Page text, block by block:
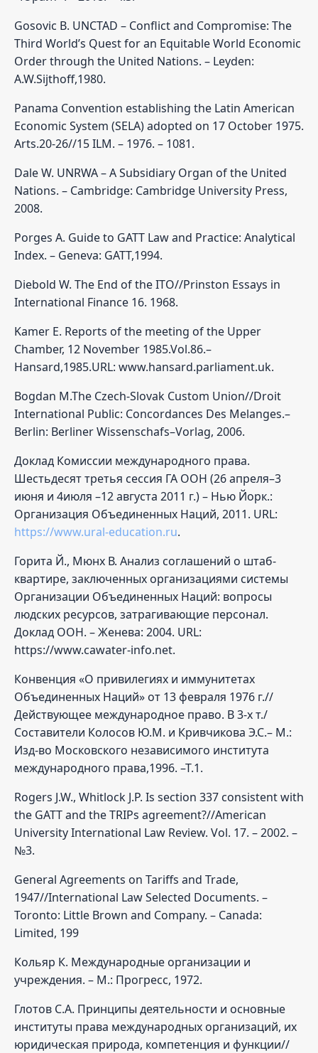
Gosovic B. UNCTAD – Conflict and Compromise: The
Third World’s Quest for an Equitable World Economic
Order through the United Nations. – Leyden:
A.W.Sijthoff,1980.
Panama Convention establishing the Latin American
Economic System (SELA) adopted on 17 October 1975.
Arts.20-26//15 ILM. – 1976. – 1081.
Dale W. UNRWA – A Subsidiary Organ of the United
Nations. – Cambridge: Cambridge University Press,
2008.
Porges A. Guide to GATT Law and Practice: Analytical
Index. – Geneva: GATT,1994.
Diebold W. The End of the ITO//Prinston Essays in
International Finance 16. 1968.
Kamer E. Reports of the meeting of the Upper
Chamber, 12 November 1985.Vol.86.–
Hansard,1985.URL: www.hansard.parliament.uk.
Bogdan M.The Czech-Slovak Custom Union//Droit
International Public: Concordances Des Melanges.–
Berlin: Berliner Wissenschafs–Vorlag, 2006.
Доклад Комиссии международного права.
Шестьдесят третья сессия ГА ООН (26 апреля–3
июня и 4июля –12 августа 2011 г.) – Нью Йорк.:
Организация Объединенных Наций, 2011. URL:
https://www.ural-education.ru.
Горита Й., Мюнх В. Анализ соглашений о штаб-
квартире, заключенных организациями системы
Организации Объединенных Наций: вопросы
людских ресурсов, затрагивающие персонал.
Доклад ООН. – Женева: 2004. URL:
https://www.сawater-info.net.
Конвенция «О привилегиях и иммунитетах
Объединенных Наций» от 13 февраля 1976 г.//
Действующее международное право. В 3-х т./
Составители Колосов Ю.М. и Кривчикова Э.С.– М.:
Изд-во Московского независимого института
международного права,1996. –Т.1.
Rogers J.W., Whitlock J.P. Is section 337 consistent with
the GATT and the TRIPs agreement?//American
University International Law Review. Vol. 17. – 2002. –
№3.
General Agreements on Tariffs and Trade,
1947//International Law Selected Documents. –
Toronto: Little Brown and Company. – Canada:
Limited, 199
Кольяр К. Международные организации и
учреждения. – М.: Прогресс, 1972.
Глотов С.А. Принципы деятельности и основные
институты права международных организаций, их
юридическая природа, компетенция и функции//